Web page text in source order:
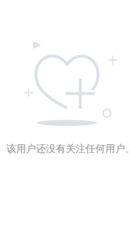
该用户还没有关注任何用户。